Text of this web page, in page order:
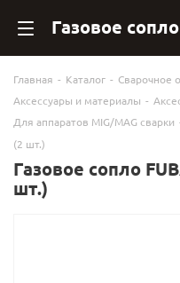
Главная - Каталог - Сварочное
Аксессуары и материалы -
Для аппаратов MIG/MAG сварки
(2 шт.)
Газовое сопло
шт.)